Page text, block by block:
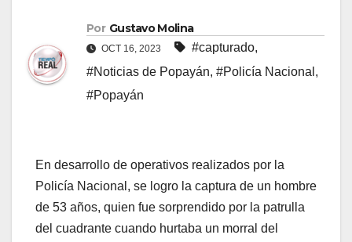
Por Gustavo Molina
OCT 16, 2023 #capturado,
#Noticias de Popayán, #Policía Nacional ,
#Popayán
En desarrollo de operativos realizados por la
Policía Nacional, se logro la captura de un hombre
de 53 años, quien fue sorprendido por la patrulla
del cuadrante cuando hurtaba un morral del